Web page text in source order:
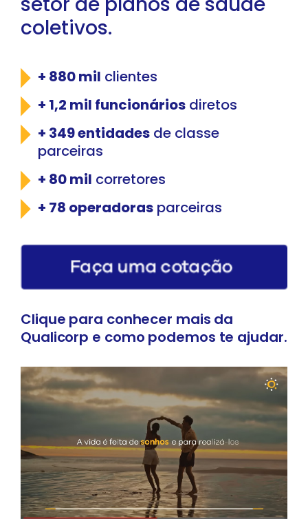
coletivos.
+ 880 mil clientes
+ 1,2 mil funcionários diretos
+ 349 entidades de classe
parceiras
+ 80 mil corretores
+ 78 operadoras parceiras
Clique para conhecer mais da
Qualicorp e como podemos te ajudar.